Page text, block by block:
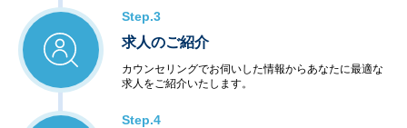
Step.3
求人のご紹介
カウンセリングでお伺いした情報からあなたに最適な
求人をご紹介いたします。
Step.4